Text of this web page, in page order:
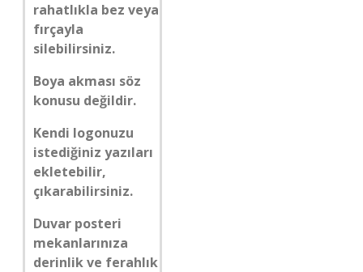
rahatlıkla bez veya
fırçayla
silebilirsiniz.
Boya akması söz
konusu değildir.
Kendi logonuzu
istediğiniz yazıları
ekletebilir,
çıkarabilirsiniz.
Duvar posteri
mekanlarınıza
derinlik ve ferahlık